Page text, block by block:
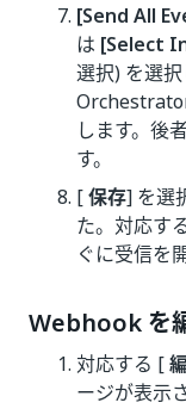
[Send All
は [Select
選択) を選
します。後
す。
[保存] を選
た。対応す
ぐに受信を
Webhook を
対応する [
ージが表示